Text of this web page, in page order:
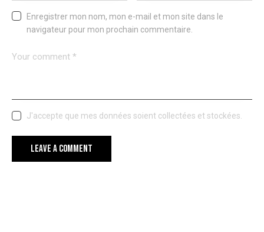
Enregistrer mon nom, mon e-mail et mon site dans le
navigateur pour mon prochain commentaire.
J'accepte que mes données soient collectées et stockées.